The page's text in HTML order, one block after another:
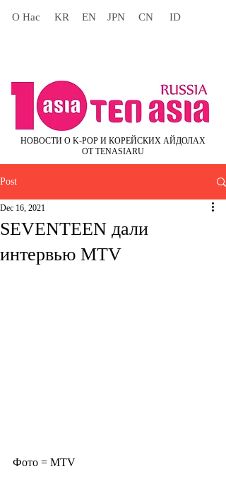
О Нас KR EN JPN CN ID
НОВОСТИ О K-POP И КОРЕЙСКИХ АЙДОЛАХ
ОТ TENASIARU
Post
SEVENTEEN дали
интервью MTV
Dec 16, 2021
Фото = MTV